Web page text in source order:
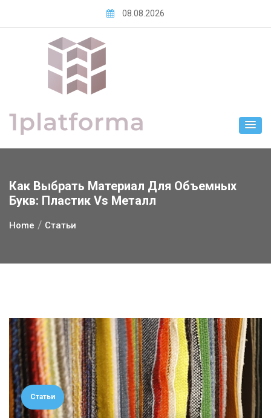
08.08.2026
Как Выбрать Материал Для Объемных
Букв: Пластик Vs Металл
Home Статьи
Статьи